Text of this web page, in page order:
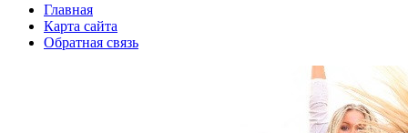
Главная
Карта сайта
Обратная связь